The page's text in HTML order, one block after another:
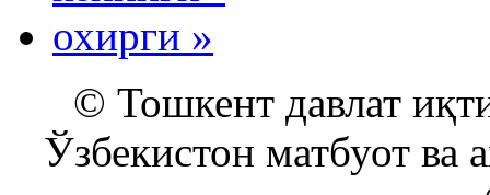
охирги »
© Тошкент давлат
Ўзбекистон матбуот ва